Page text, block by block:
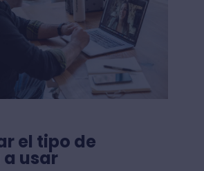
el tipo de
usar